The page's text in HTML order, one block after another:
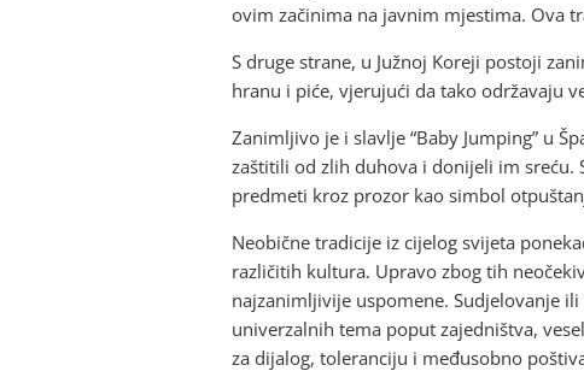
ovim začinima na javnim mjestima. Ova
S druge strane, u Južnoj Koreji postoji
hranu i piće, vjerujući da tako održavaju
Zanimljivo je i slavlje “Baby Jumping” u
zaštitili od zlih duhova i donijeli im sreću.
predmeti kroz prozor kao simbol
Neobične tradicije iz cijelog svijeta
različitih kultura. Upravo zbog tih
najzanimljivije uspomene. Sudjelovanje
univerzalnih tema poput zajedništva,
za dijalog, toleranciju i međusobno